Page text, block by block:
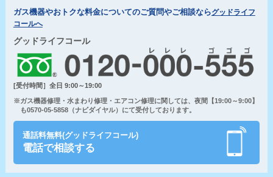
ガス機器やおトクな料金についてのご質問やご相談ならグッドライフ
コールへ
グッドライフコール
[受付時間］全日 9:00～19:00
※ガス機器修理・水まわり修理・エアコン修理に関しては、夜間【19:00～9:00】
も0570-05-5858（ナビダイヤル）にて受付しております。
通話料無料(グッドライフコール)
電話で相談する